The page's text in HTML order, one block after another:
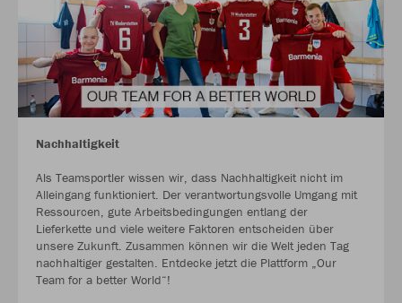
Nachhaltigkeit
Als Teamsportler wissen wir, dass Nachhaltigkeit nicht im
Alleingang funktioniert. Der verantwortungsvolle Umgang mit
Ressourcen, gute Arbeitsbedingungen entlang der
Lieferkette und viele weitere Faktoren entscheiden über
unsere Zukunft. Zusammen können wir die Welt jeden Tag
nachhaltiger gestalten. Entdecke jetzt die Plattform „Our
Team for a better World“!